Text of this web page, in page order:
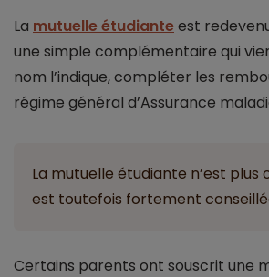
La mutuelle étudianteest
une simple complémentaire qui
nom l’indique, compléter les
régime général d’Assurance
La mutuelle étudiante n’est plus
est toutefois fortement
Certains parents ont souscrit une